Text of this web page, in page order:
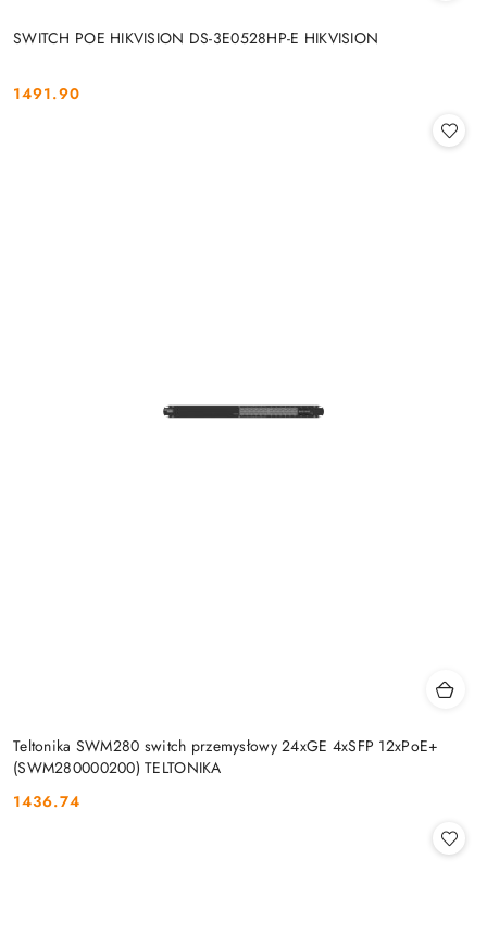
SWITCH POE HIKVISION DS-3E0528HP-E HIKVISION
Cena:
1491.90
Teltonika SWM280 switch przemysłowy 24xGE 4xSFP 12xPoE+
(SWM280000200) TELTONIKA
Cena:
1436.74